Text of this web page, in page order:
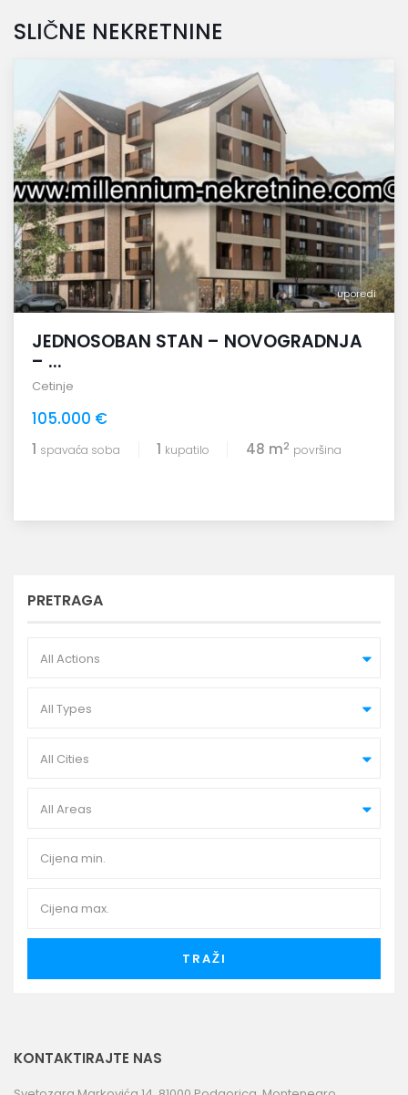
SLIČNE NEKRETNINE
uporedi
JEDNOSOBAN STAN – NOVOGRADNJA
– ...
Cetinje
105.000 €
1 spavaća soba 1 kupatilo 48 m2 površina
PRETRAGA
All Actions
All Types
All Cities
All Areas
TRAŽI
KONTAKTIRAJTE NAS